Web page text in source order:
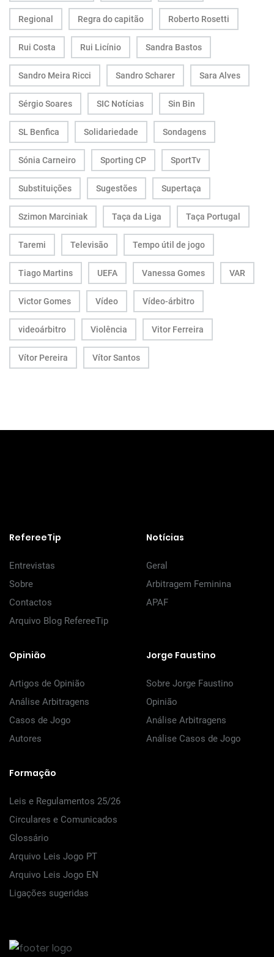
Regional Regra do capitão Roberto Rosetti
Rui Costa Rui Licínio Sandra Bastos
Sandro Meira Ricci Sandro Scharer Sara Alves
Sérgio Soares SIC Notícias Sin Bin
SL Benfica Solidariedade Sondagens
Sónia Carneiro Sporting CP SportTv
Substituições Sugestões Supertaça
Szimon Marciniak Taça da Liga Taça Portugal
Taremi Televisão Tempo útil de jogo
Tiago Martins UEFA Vanessa Gomes VAR
Victor Gomes Vídeo Vídeo-árbitro
videoárbitro Violência Vitor Ferreira
Vítor Pereira Vítor Santos
RefereeTip
Entrevistas
Sobre
Contactos
Arquivo Blog RefereeTip
Notícias
Geral
Arbitragem Feminina
APAF
Opinião
Artigos de Opinião
Análise Arbitragens
Casos de Jogo
Autores
Jorge Faustino
Sobre Jorge Faustino
Opinião
Análise Arbitragens
Análise Casos de Jogo
Formação
Leis e Regulamentos 25/26
Circulares e Comunicados
Glossário
Arquivo Leis Jogo PT
Arquivo Leis Jogo EN
Ligações sugeridas